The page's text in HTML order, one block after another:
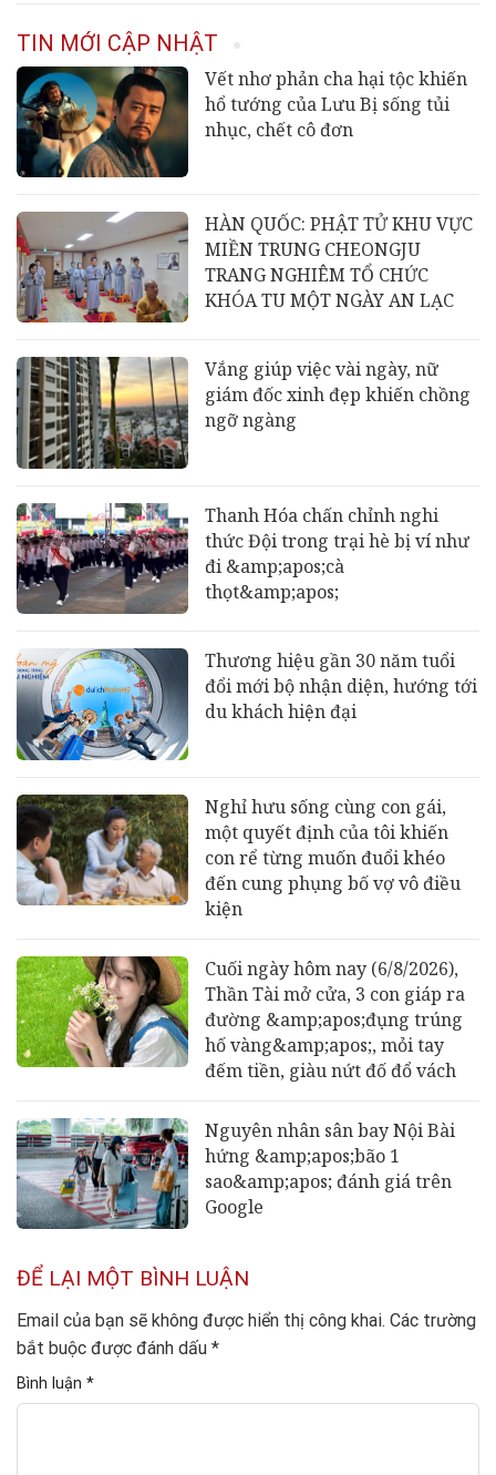
TIN MỚI CẬP NHẬT
Vết nhơ phản cha hại tộc khiến
hổ tướng của Lưu Bị sống tủi
nhục, chết cô đơn
HÀN QUỐC: PHẬT TỬ KHU VỰC
MIỀN TRUNG CHEONGJU
TRANG NGHIÊM TỔ CHỨC
KHÓA TU MỘT NGÀY AN LẠC
Vắng giúp việc vài ngày, nữ
giám đốc xinh đẹp khiến chồng
ngỡ ngàng
Thanh Hóa chấn chỉnh nghi
thức Đội trong trại hè bị ví như
đi &amp;apos;cà
thọt&amp;apos;
Thương hiệu gần 30 năm tuổi
đổi mới bộ nhận diện, hướng tới
du khách hiện đại
Nghỉ hưu sống cùng con gái,
một quyết định của tôi khiến
con rể từng muốn đuổi khéo
đến cung phụng bố vợ vô điều
kiện
Cuối ngày hôm nay (6/8/2026),
Thần Tài mở cửa, 3 con giáp ra
đường &amp;apos;đụng trúng
hố vàng&amp;apos;, mỏi tay
đếm tiền, giàu nứt đố đổ vách
Nguyên nhân sân bay Nội Bài
hứng &amp;apos;bão 1
sao&amp;apos; đánh giá trên
Google
ĐỂ LẠI MỘT BÌNH LUẬN
Email của bạn sẽ không được hiển thị công khai. Các trường
bắt buộc được đánh dấu *
Bình luận *